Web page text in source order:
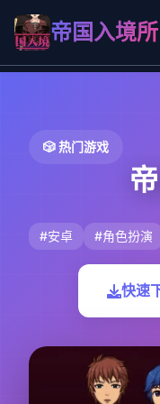
帝国入境所
🎲 热门游戏
#安卓 #角色扮演
快速